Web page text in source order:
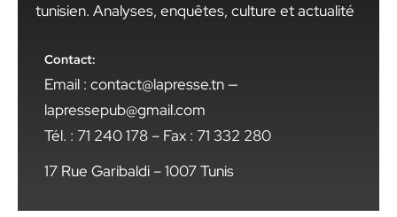
tunisien. Analyses, enquêtes, culture et actualité
Contact:
Email : contact@lapresse.tn —
lapressepub@gmail.com
Tél. : 71 240 178 – Fax : 71 332 280
17 Rue Garibaldi – 1007 Tunis